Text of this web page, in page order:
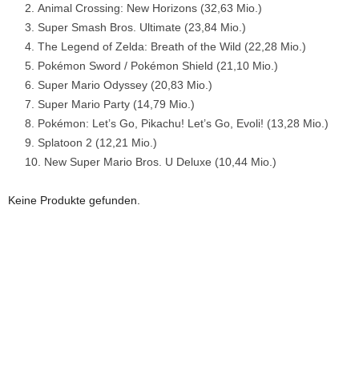
Animal Crossing: New Horizons (32,63 Mio.)
Super Smash Bros. Ultimate (23,84 Mio.)
The Legend of Zelda: Breath of the Wild (22,28 Mio.)
Pokémon Sword / Pokémon Shield (21,10 Mio.)
Super Mario Odyssey (20,83 Mio.)
Super Mario Party (14,79 Mio.)
Pokémon: Let’s Go, Pikachu! Let’s Go, Evoli! (13,28 Mio.)
Splatoon 2 (12,21 Mio.)
New Super Mario Bros. U Deluxe (10,44 Mio.)
Keine Produkte gefunden.